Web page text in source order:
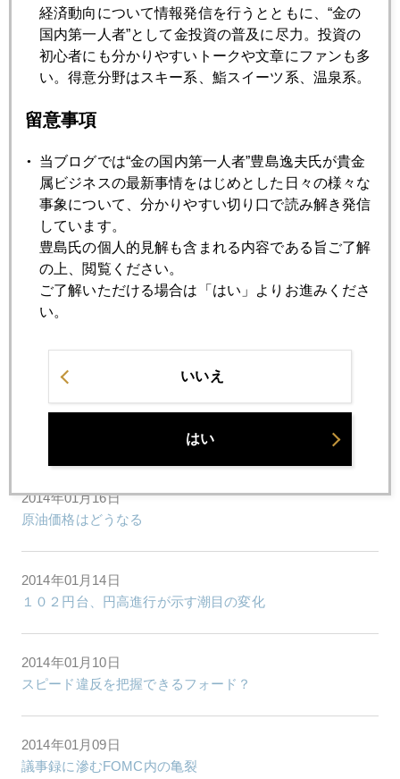
新興国発マネー騒乱、その真相は
2014年01月24日
伏兵アルゼンチン 円高雪崩の波乱要因に
ダボス会議の安倍講演
2014年01月22日
株から金へマネー回帰の兆し
2014年01月21日
２０１４年、世界の目は「日本型デフレ」と「日本型イン
2014年01月16日
原油価格はどうなる
2014年01月14日
１０２円台、円高進行が示す潮目の変化
2014年01月10日
スピード違反を把握できるフォード？
2014年01月09日
議事録に滲むFOMC内の亀裂
経済動向について情報発信を行うとともに、“金の
国内第一人者”として金投資の普及に尽力。投資の
初心者にも分かりやすいトークや文章にファンも多
い。得意分野はスキー系、鮨スイーツ系、温泉系。
留意事項
当ブログでは“金の国内第一人者”豊島逸夫氏が貴金
属ビジネスの最新事情をはじめとした日々の様々な
事象について、分かりやすい切り口で読み解き発信
しています。
豊島氏の個人的見解も含まれる内容である旨ご了解
の上、閲覧ください。
ご了解いただける場合は「はい」よりお進みくださ
い。
いいえ
はい